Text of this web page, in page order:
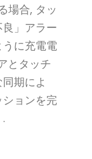
場合, タッ
」アラー
うに充電電
とタッチ
期によ
ョンを完